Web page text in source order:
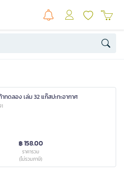
ทดลอง เล่ม 32 แก๊สปะทะอากาศ
฿ 158.00
ราคารวม
(ไม่รวมภาษี)